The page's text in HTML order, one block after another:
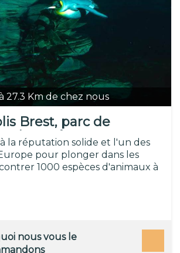
27.3 Km de chez nous
Brest, parc de
des océans
la réputation solide et l'un des
pour plonger dans les
1000 espèces d'animaux à
répartis sur 3 pôles
e tropical). Un régal en
nous vous le